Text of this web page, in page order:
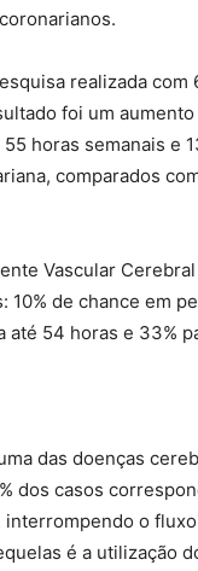
realizada
foi um
horas semanais e
comparados
Vascular
10% de chance em
até 54 horas e 33%
das doenças
dos casos
o
é a utilização